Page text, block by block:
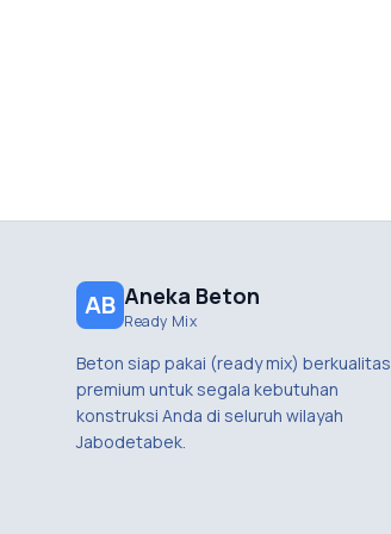
AB Aneka Beton
Ready Mix
Beton siap pakai (ready mix) berkualitas
premium untuk segala kebutuhan
konstruksi Anda di seluruh wilayah
Jabodetabek.